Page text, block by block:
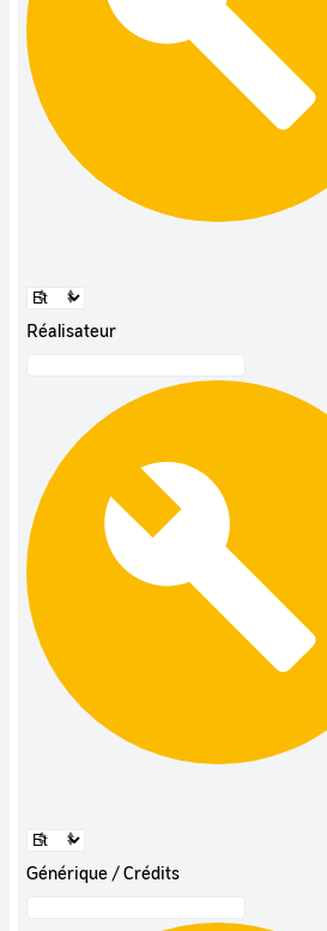
Réalisateur
Générique / Crédits